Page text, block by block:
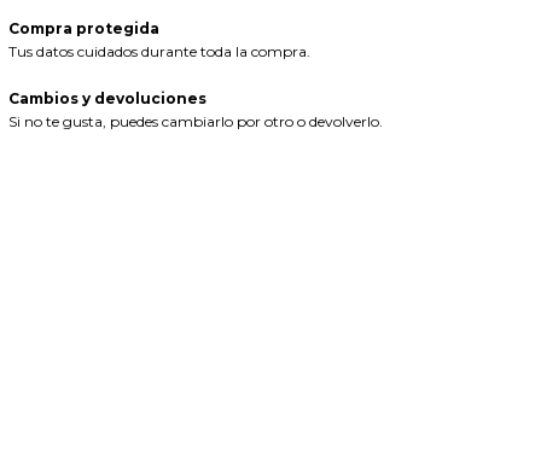
Compra protegida
Tus datos cuidados durante toda la compra.
Cambios y devoluciones
Si no te gusta, puedes cambiarlo por otro o devolverlo.